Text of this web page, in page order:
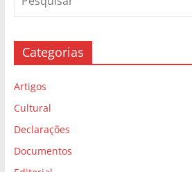
Categorias
Artigos
Cultural
Declarações
Documentos